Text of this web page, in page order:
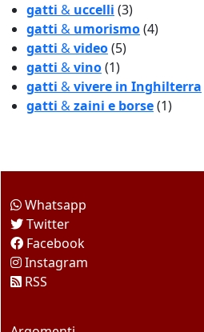
gatti & uccelli (3)
gatti & umorismo(4)
gatti &video(5)
gatti &vino(1)
gatti &vivere in Inghilterra
gatti &zaini e borse(1)
Whatsapp
Twitter
Facebook
Instagram
RSS